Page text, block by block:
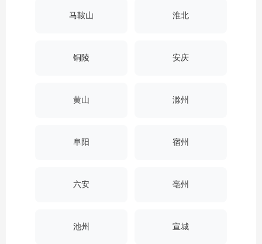
马鞍山 淮北
铜陵 安庆
黄山 滁州
阜阳 宿州
六安 亳州
池州 宣城